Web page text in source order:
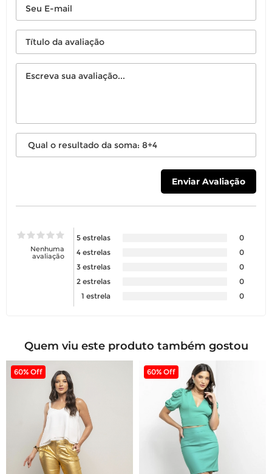
Nenhuma
avaliação
5 estrelas
0
4 estrelas
0
3 estrelas
0
2 estrelas
0
1 estrela
0
Quem viu este produto também gostou
60% Off 60% Off